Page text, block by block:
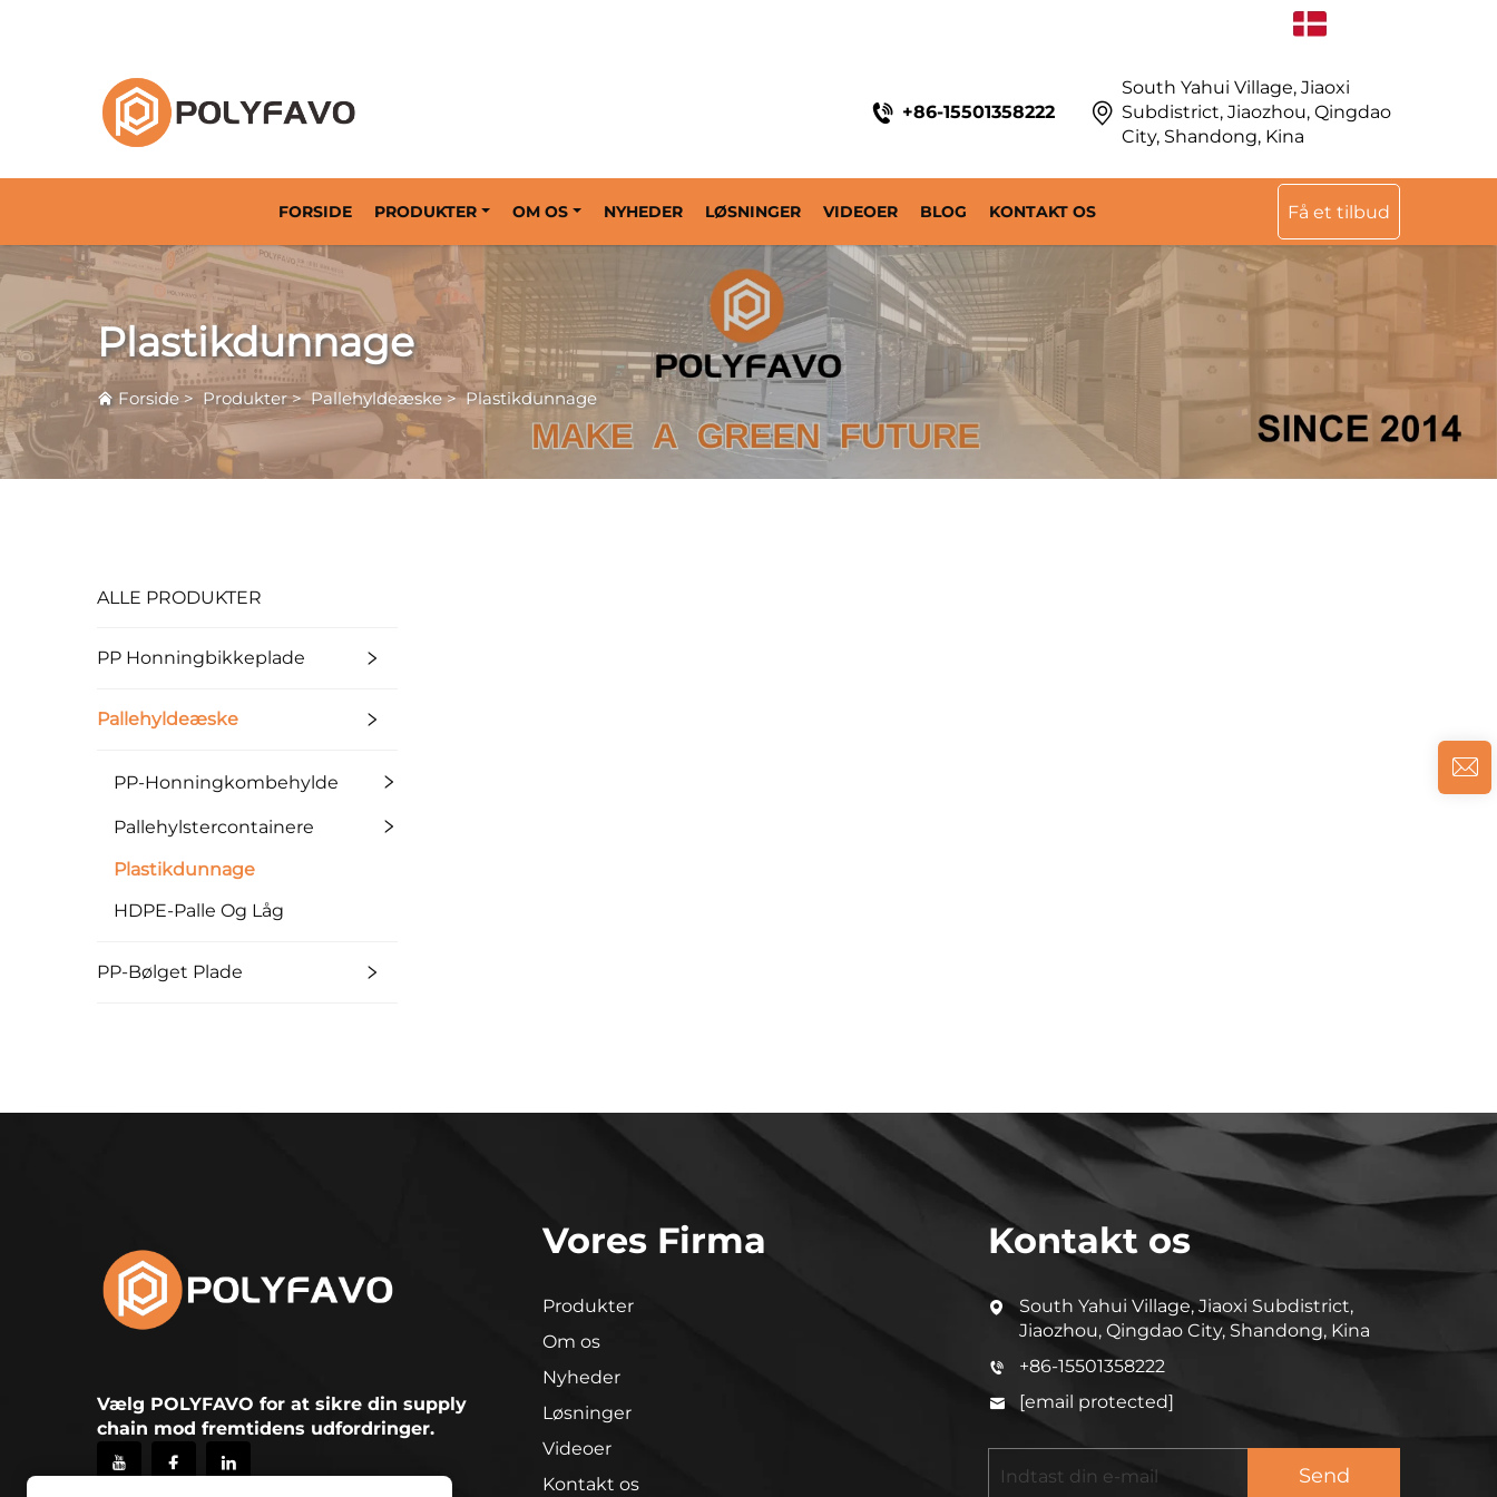
+86-15501358222
South Yahui Village, Jiaoxi
Subdistrict, Jiaozhou, Qingdao
City, Shandong, Kina
FORSIDE PRODUKTER OM OS NYHEDER LØSNINGER VIDEOER BLOG KONTAKT OS Få et tilbud
Plastikdunnage
Forside > Produkter>Pallehyldeæske>Plastikdunnage
ALLE PRODUKTER
PP Honningbikkeplade
Pallehyldeæske
PP-Honningkombehylde
Pallehylstercontainere
Plastikdunnage
HDPE-Palle Og Låg
PP-Bølget Plade
Vælg POLYFAVO for at sikre din supply
chain mod fremtidens udfordringer.
Vores Firma
Produkter
Om os
Nyheder
Løsninger
Videoer
Kontakt os
Kontakt os
South Yahui Village, Jiaoxi Subdistrict,
Jiaozhou, Qingdao City, Shandong, Kina
+86-15501358222
[email protected]
Send